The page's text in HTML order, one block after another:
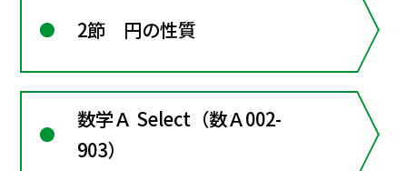
2節 円の性質
数学Ａ Select（数Ａ002-
903）